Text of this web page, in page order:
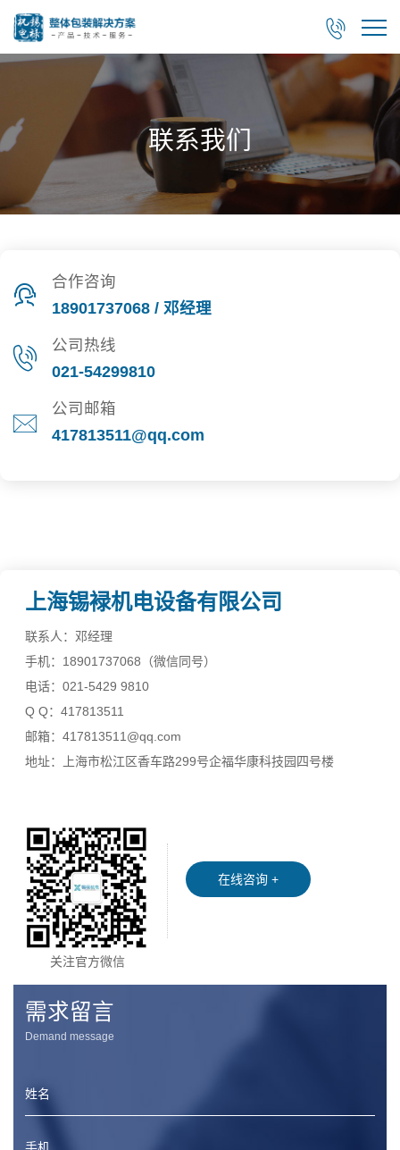

联系我们
合作咨询
18901737068 / 邓经理
公司热线
021-54299810
公司邮箱
417813511@qq.com
上海锡䘵机电设备有限公司
联系人：邓经理
手机：18901737068（微信同号）
电话：021-5429 9810
Q Q：417813511
邮箱：417813511@qq.com
地址：上海市松江区香车路299号企福华康科技园四号楼
关注官方微信
在线咨询 +
需求留言
Demand message